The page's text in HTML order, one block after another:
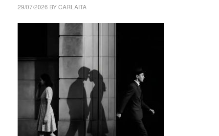
29/07/2026 BYCARLAITA